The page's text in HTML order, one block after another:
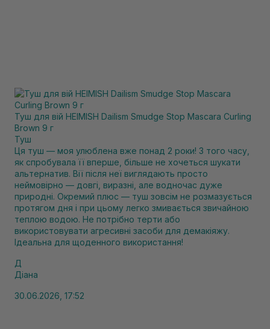
Туш для вій HEIMISH Dailism Smudge Stop Mascara Curling
Brown 9 г
Туш
Ця туш — моя улюблена вже понад 2 роки! З того часу,
як спробувала її вперше, більше не хочеться шукати
альтернатив. Вії після неї виглядають просто
неймовірно — довгі, виразні, але водночас дуже
природні. Окремий плюс — туш зовсім не розмазується
протягом дня і при цьому легко змивається звичайною
теплою водою. Не потрібно терти або
використовувати агресивні засоби для демакіяжу.
Ідеальна для щоденного використання!
Д
Діана
30.06.2026, 17:52